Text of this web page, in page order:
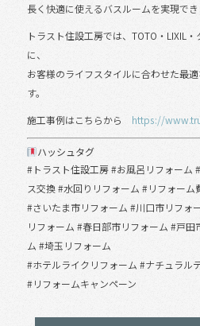
長く快適に使えるバスルームを実現でき
トラスト住設工房では、TOTO・LIXIL
に、
お客様のライフスタイルに合わせた最
す。
施工事例はこちらから https://
ハッシュタグ
#トラスト住設工房 #お風呂リフォーム
ス交換 #水回りリフォーム #リフォーム
#さいたま市リフォーム #川口市リフォ
リフォーム #春日部市リフォーム #戸
ム #埼玉リフォーム
#ホテルライクリフォーム #ナチュラル
#リフォームキャンペーン